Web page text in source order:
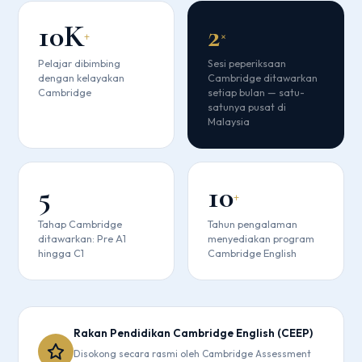
10K+
Pelajar dibimbing
dengan kelayakan
Cambridge
2×
Sesi peperiksaan
Cambridge ditawarkan
setiap bulan — satu-
satunya pusat di
Malaysia
5
Tahap Cambridge
ditawarkan: Pre A1
hingga C1
10+
Tahun pengalaman
menyediakan program
Cambridge English
Rakan Pendidikan Cambridge English (CEEP)
Disokong secara rasmi oleh Cambridge Assessment